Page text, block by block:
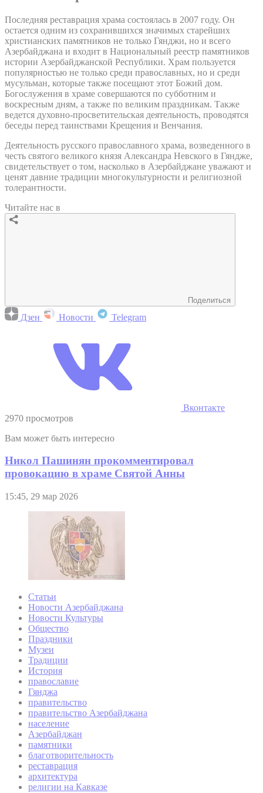
Последняя реставрация храма состоялась в 2007 году. Он
остается одним из сохранившихся значимых старейших
христианских памятников не только Гянджи, но и всего
Азербайджана и входит в Национальный реестр памятников
истории Азербайджанской Республики. Храм пользуется
популярностью не только среди православных, но и среди
мусульман, которые также посещают этот Божий дом.
Богослужения в храме совершаются по субботним и
воскресным дням, а также по великим праздникам. Также
ведется духовно-просветительская деятельность, проводятся
беседы перед таинствами Крещения и Венчания.
Деятельность русского православного храма, возведенного в
честь святого великого князя Александра Невского в Гяндже,
свидетельствует о том, насколько в Азербайджане уважают и
ценят давние традиции многокультурности и религиозной
толерантности.
Читайте нас в
Поделиться
Дзен Новости Telegram
Вконтакте
2970 просмотров
Вам может быть интересно
Никол Пашинян прокомментировал
провокацию в храме Святой Анны
15:45, 29 мар 2026
Статьи
Новости Азербайджана
Новости Культуры
Общество
Праздники
Музеи
Традиции
История
православие
Гянджа
правительство
правительство Азербайджана
население
Азербайджан
памятники
благотворительность
реставрация
архитектура
религии на Кавказе